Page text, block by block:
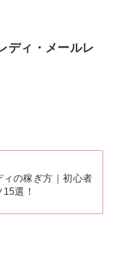
ディ・メールレ
ィの稼ぎ方｜初心者
選！